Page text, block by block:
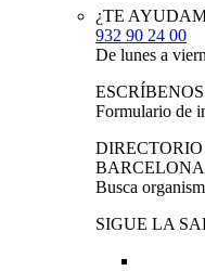
¿TE
932 90 24 00
De lunes a
ESCRÍBENOS
Formulario de
BARCELONA
Busca
SIGUE LA